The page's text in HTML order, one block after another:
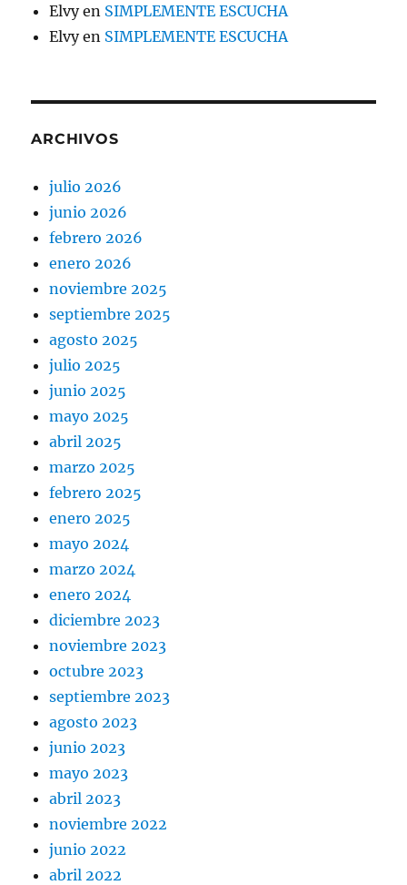
Elvyen SIMPLEMENTE ESCUCHA
Elvyen SIMPLEMENTE ESCUCHA
ARCHIVOS
julio 2026
junio 2026
febrero 2026
enero 2026
noviembre 2025
septiembre 2025
agosto 2025
julio 2025
junio 2025
mayo 2025
abril 2025
marzo 2025
febrero 2025
enero 2025
mayo 2024
marzo 2024
enero 2024
diciembre 2023
noviembre 2023
octubre 2023
septiembre 2023
agosto 2023
junio 2023
mayo 2023
abril 2023
noviembre 2022
junio 2022
abril 2022